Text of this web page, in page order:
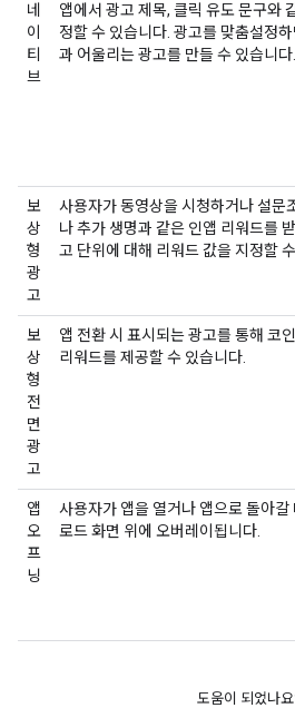
네
이
티
브
앱에서 광고 제목, 클릭 유도 문구와
정할 수 있습니다. 광고를 맞춤설정
과 어울리는 광고를 만들 수 있습니다.
보
상
형
광
고
사용자가 동영상을 시청하거나 설문
나 추가 생명과 같은 인앱 리워드를
고 단위에 대해 리워드 값을 지정할
보
상
형
전
면
광
고
앱 전환 시 표시되는 광고를 통해 코
리워드를 제공할 수 있습니다.
앱
오
프
닝
사용자가 앱을 열거나 앱으로 돌아갈
로드 화면 위에 오버레이됩니다.
도움이 되었나